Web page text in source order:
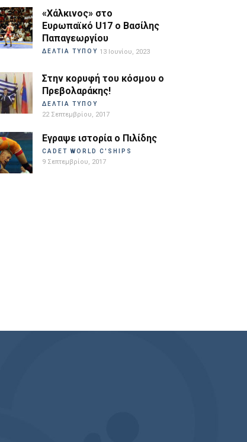
«Χάλκινος» στο
Ευρωπαϊκό U17 ο Βασίλης
Παπαγεωργίου
ΔΕΛΤΙΑ ΤΥΠΟΥ 13 Ιουνίου, 2023
Στην κορυφή του κόσμου ο
Πρεβολαράκης!
ΔΕΛΤΙΑ ΤΥΠΟΥ
22 Σεπτεμβρίου, 2017
Εγραψε ιστορία ο Πιλίδης
CADET WORLD C'SHIPS
9 Σεπτεμβρίου, 2017